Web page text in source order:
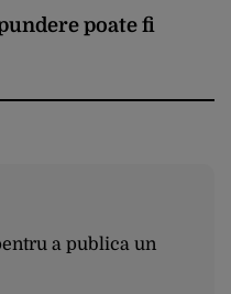
poate fi
a publica un